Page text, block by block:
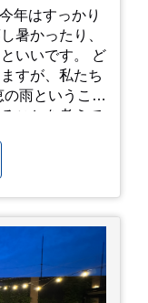
年はすっかり
暑かったり、
いいです。 ど
すが、私たち
雨というこば
ことを考えて
代々10年以上
カの池にはト
変な虫が いた
まうのでほん
かえるところ
中までかえり
秋にはたくさ
の中で成虫に